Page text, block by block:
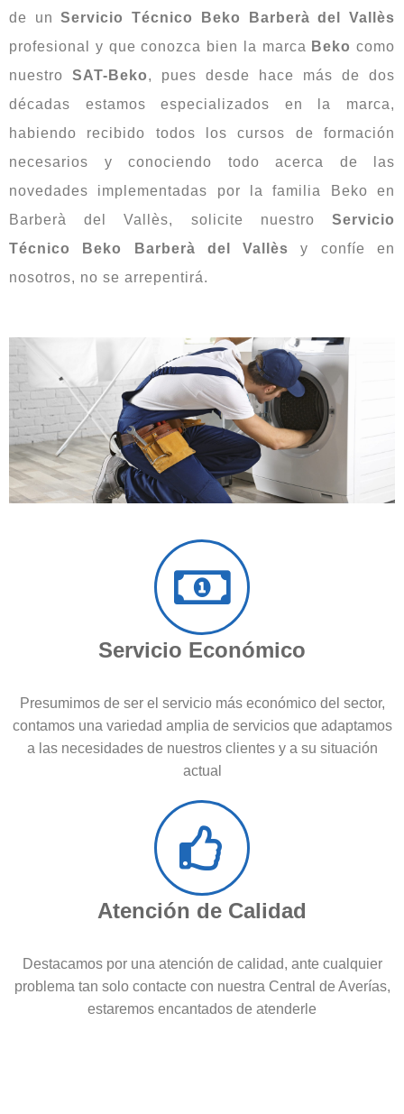
de unServicio Técnico Beko Barberà del Vallès
profesional y que conozca bien la marca Beko como
nuestro SAT-Beko, pues desde hace más de dos
décadas estamos especializados en la marca,
habiendo recibido todos los cursos de formación
necesarios y conociendo todo acerca de las
novedades implementadas por la familia Beko en
Barberà del Vallès, solicite nuestro Servicio
Técnico Beko Barberà del Vallèsy confíe en
nosotros, no se arrepentirá.
Servicio Económico
Presumimos de ser el servicio más económico del sector,
contamos una variedad amplia de servicios que adaptamos
a las necesidades de nuestros clientes y a su situación
actual
Atención de Calidad
Destacamos por una atención de calidad, ante cualquier
problema tan solo contacte con nuestra Central de Averías,
estaremos encantados de atenderle